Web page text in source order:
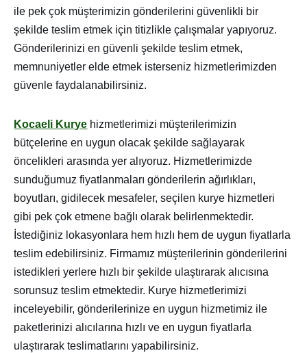
ile pek çok müşterimizin gönderilerini güvenlikli bir
şekilde teslim etmek için titizlikle çalışmalar yapıyoruz.
Gönderilerinizi en güvenli şekilde teslim etmek,
memnuniyetler elde etmek isterseniz hizmetlerimizden
güvenle faydalanabilirsiniz.
Kocaeli Kurye hizmetlerimizi müşterilerimizin
bütçelerine en uygun olacak şekilde sağlayarak
öncelikleri arasında yer alıyoruz. Hizmetlerimizde
sunduğumuz fiyatlanmaları gönderilerin ağırlıkları,
boyutları, gidilecek mesafeler, seçilen kurye hizmetleri
gibi pek çok etmene bağlı olarak belirlenmektedir.
İstediğiniz lokasyonlara hem hızlı hem de uygun fiyatlarla
teslim edebilirsiniz. Firmamız müşterilerinin gönderilerini
istedikleri yerlere hızlı bir şekilde ulaştırarak alıcısına
sorunsuz teslim etmektedir. Kurye hizmetlerimizi
inceleyebilir, gönderilerinize en uygun hizmetimiz ile
paketlerinizi alıcılarına hızlı ve en uygun fiyatlarla
ulaştırarak teslimatlarını yapabilirsiniz.